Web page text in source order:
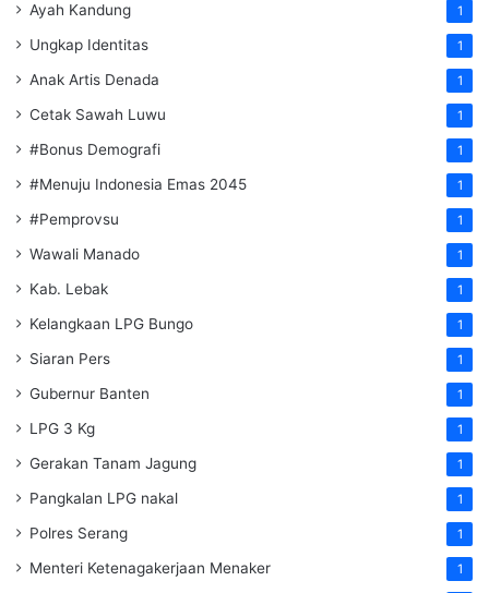
Ayah Kandung 1
Ungkap Identitas 1
Anak Artis Denada 1
Cetak Sawah Luwu 1
#Bonus Demografi 1
#Menuju Indonesia Emas 2045 1
#Pemprovsu 1
Wawali Manado 1
Kab. Lebak 1
Kelangkaan LPG Bungo 1
Siaran Pers 1
Gubernur Banten 1
LPG 3 Kg 1
Gerakan Tanam Jagung 1
Pangkalan LPG nakal 1
Polres Serang 1
Menteri Ketenagakerjaan Menaker 1